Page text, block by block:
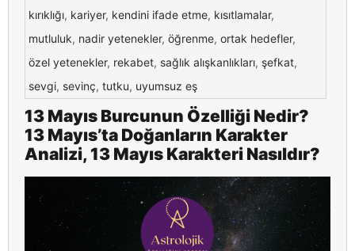
kırıklığı, kariyer, kendini ifade etme, kısıtlamalar,
mutluluk, nadir yetenekler, öğrenme, ortak hedefler,
özel yetenekler, rekabet, sağlık alışkanlıkları, şefkat,
sevgi, sevinç, tutku, uyumsuz eş
13 Mayıs Burcunun Özelliği Nedir?
13 Mayıs’ta Doğanların Karakter
Analizi, 13 Mayıs Karakteri Nasıldır?